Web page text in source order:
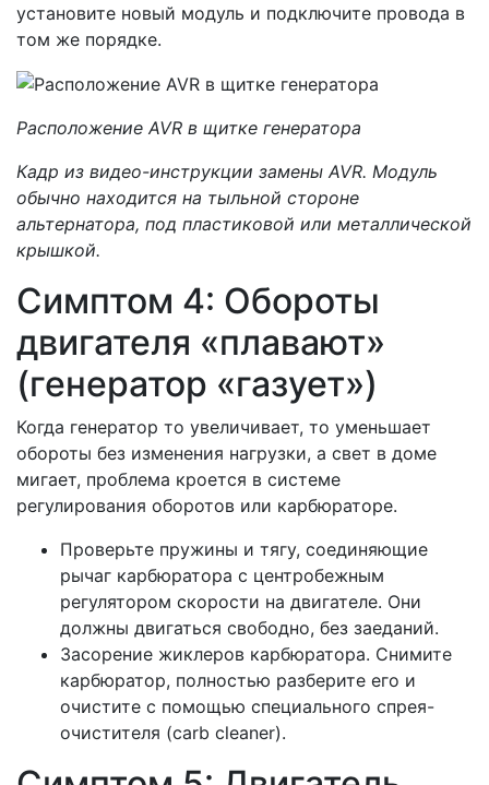
установите новый модуль и подключите провода в
том же порядке.
Расположение AVR в щитке генератора
Кадр из видео-инструкции замены AVR. Модуль
обычно находится на тыльной стороне
альтернатора, под пластиковой или металлической
крышкой.
Симптом 4: Обороты
двигателя «плавают»
(генератор «газует»)
Когда генератор то увеличивает, то уменьшает
обороты без изменения нагрузки, а свет в доме
мигает, проблема кроется в системе
регулирования оборотов или карбюраторе.
Проверьте пружины и тягу, соединяющие
рычаг карбюратора с центробежным
регулятором скорости на двигателе. Они
должны двигаться свободно, без заеданий.
Засорение жиклеров карбюратора. Снимите
карбюратор, полностью разберите его и
очистите с помощью специального спрея-
очистителя (carb cleaner).